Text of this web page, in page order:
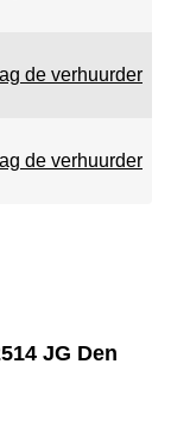
de verhuurder
de verhuurder
JG Den